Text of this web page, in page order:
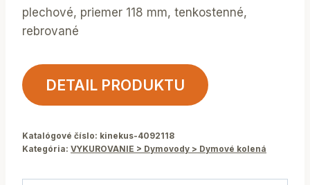
plechové, priemer 118 mm, tenkostenné,
rebrované
DETAIL PRODUKTU
Katalógové číslo: kinekus-4092118
Kategória: VYKUROVANIE > Dymovody > Dymové kolená